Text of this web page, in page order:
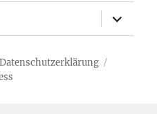
öffnen
Datenschutzerklärung